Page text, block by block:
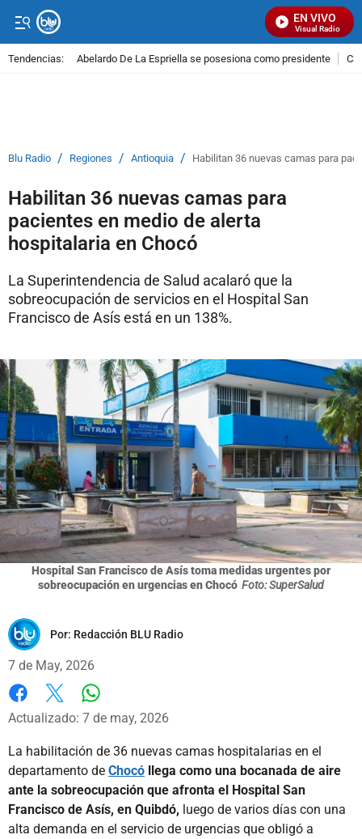
EN VIVO
Señal Visual Radio
Tendencias: Abelardo De La Espriella se posesiona como presidente
Blu Radio / Regiones / Antioquia / Habilitan 36 nuevas camas para
Habilitan 36 nuevas camas para
pacientes en medio de alerta
hospitalaria en Chocó
La Superintendencia de Salud acalaró que la
sobreocupación de servicios en el Hospital San
Francisco de Asís está en un 138%.
Hospital San Francisco de Asís toma medidas urgentes por
sobreocupación en urgencias en Chocó Foto: SuperSalud
Por: Redacción BLU Radio
7 de May, 2026
Facebook
X
Actualizado: 7 de may, 2026
La habilitación de 36 nuevas camas hospitalarias en el
departamento de Chocó llega como una bocanada de aire
ante la sobreocupación que afronta el Hospital San
Francisco de Asís, en Quibdó, luego de varios días con una
alta demanda en el servicio de urgencias que obligó a